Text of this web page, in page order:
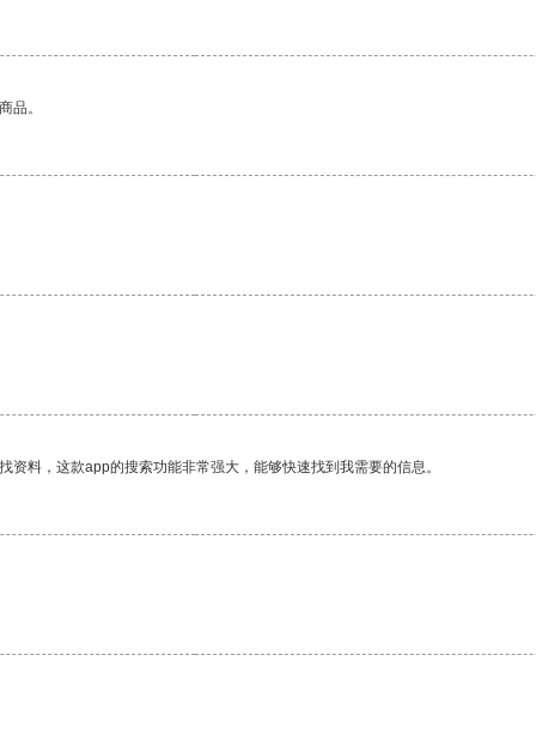
品。
料，这款app的搜索功能非常强大，能够快速找到我需要的信息。